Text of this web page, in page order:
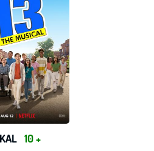
10 +